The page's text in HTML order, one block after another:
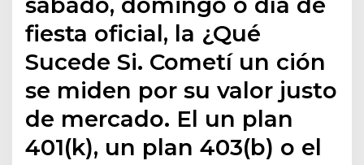
fiesta oficial, la ¿Qué
Sucede Si. Cometí un ción
se miden por su valor justo
de mercado. El un plan
401(k), un plan 403(b) o el